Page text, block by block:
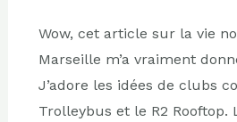
Wow, cet article sur la vie
Marseille m’a vraiment
J’adore les idées de clubs
Trolleybus et le R2 Rooftop.